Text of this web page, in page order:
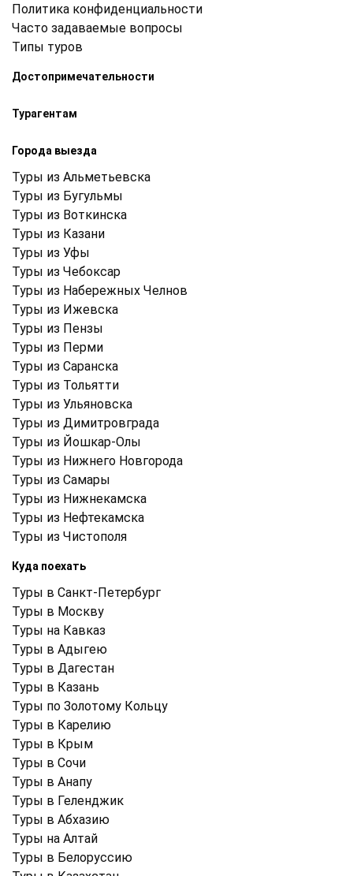
Политика конфиденциальности
Часто задаваемые вопросы
Типы туров
Достопримечательности
Турагентам
Города выезда
Туры из Альметьевска
Туры из Бугульмы
Туры из Воткинска
Туры из Казани
Туры из Уфы
Туры из Чебоксар
Туры из Набережных Челнов
Туры из Ижевска
Туры из Пензы
Туры из Перми
Туры из Саранска
Туры из Тольятти
Туры из Ульяновска
Туры из Димитровграда
Туры из Йошкар-Олы
Туры из Нижнего Новгорода
Туры из Самары
Туры из Нижнекамска
Туры из Нефтекамска
Туры из Чистополя
Куда поехать
Туры в Санкт-Петербург
Туры в Москву
Туры на Кавказ
Туры в Адыгею
Туры в Дагестан
Туры в Казань
Туры по Золотому Кольцу
Туры в Карелию
Туры в Крым
Туры в Cочи
Туры в Анапу
Туры в Геленджик
Туры в Абхазию
Туры на Алтай
Туры в Белоруссию